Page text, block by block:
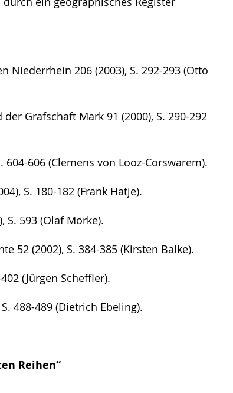
206 (2003), S. 292-293 (Otto
Grafschaft Mark 91 (2000), S. 290-292
606 (Clemens von Looz-Corswarem).
S. 180-182 (Frank Hatje).
593 (Olaf Mörke).
52 (2002), S. 384-385 (Kirsten Balke).
(Jürgen Scheffler).
488-489 (Dietrich Ebeling).
Reihen“